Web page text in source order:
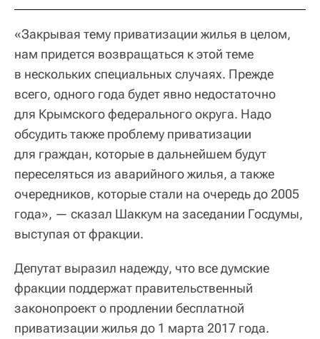
«Закрывая тему приватизации жилья в целом,
нам придется возвращаться к этой теме
в нескольких специальных случаях. Прежде
всего, одного года будет явно недостаточно
для Крымского федерального округа. Надо
обсудить также проблему приватизации
для граждан, которые в дальнейшем будут
переселяться из аварийного жилья, а также
очередников, которые стали на очередь до 2005
года», — сказал Шаккум на заседании Госдумы,
выступая от фракции.
Депутат выразил надежду, что все думские
фракции поддержат правительственный
законопроект о продлении бесплатной
приватизации жилья до 1 марта 2017 года.